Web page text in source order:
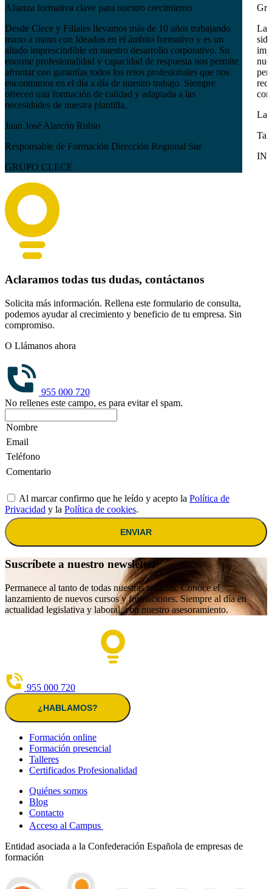
Alianza formativa clave para nuestro crecimiento
Desde Clece y Filiales llevamos más de 10 años trabajando
mano a mano con Ideados en el ámbito formativo y es un
aliado imprescindible en nuestro desarrollo corporativo. Su
enorme profesionalidad y capacidad de respuesta nos permite
afrontar con garantías todos los retos profesionales que nos
encontramos en el día a día de nuestro trabajo. Siempre
ofrecen una formación de calidad y adaptada a las
necesidades de nuestra plantilla.
Juan José Alarcón Rubio
Responsable de Formación Dirección Regional Sur
GRUPO CLECE
La
Aclaramos todas tus dudas, contáctanos
Solicita más información. Rellena este formulario de consulta,
podemos ayudar al crecimiento y beneficio de tu empresa. Sin
compromiso.
O Llámanos ahora
955 000 720
No rellenes este campo, es para evitar el spam.
Al marcar confirmo que he leído y acepto la Política de
Privacidad y la Política de cookies.
ENVIAR
Suscríbete a nuestro newsletter
Permanece al tanto de todas nuestras noticias. Conoce el
lanzamiento de nuevos cursos y formaciones. Siempre al día en
actualidad legislativa y laboral, con nuestro asesoramiento.
955 000 720
¿HABLAMOS?
Formación online
Formación presencial
Talleres
Certificados Profesionalidad
Quiénes somos
Blog
Contacto
Acceso al Campus
Entidad asociada a la Confederación Española de empresas de
formación